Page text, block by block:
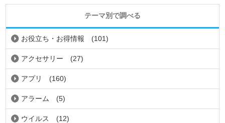
テーマ別で調べる
お役立ち・お得情報 (101)
アクセサリー (27)
アプリ (160)
アラーム (5)
ウイルス (12)